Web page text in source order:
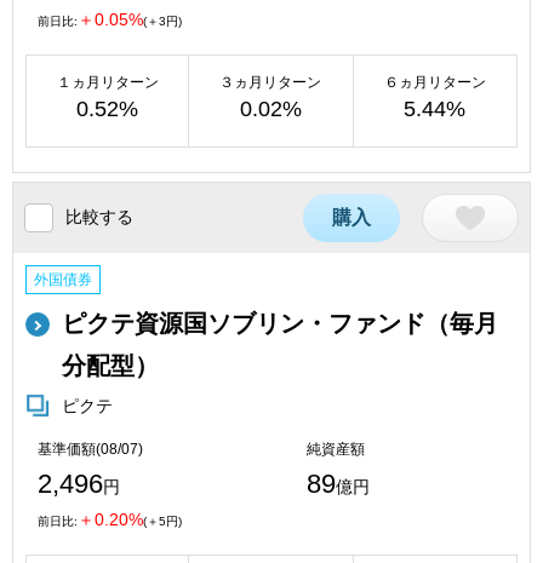
前日比: ＋0.05%(＋3円)
１ヵ月リターン
0.52%
３ヵ月リターン
0.02%
６ヵ月リターン
5.44%
比較する 購入
外国債券
ピクテ資源国ソブリン・ファンド（毎月
分配型）
ピクテ
基準価額(08/07)
2,496円
純資産額
89億円
前日比: ＋0.20%(＋5円)